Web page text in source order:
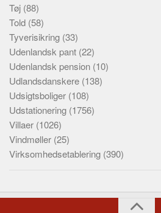
Tøj (88)
Told (58)
Tyverisikring (33)
Udenlandsk pant (22)
Udenlandsk pension (10)
Udlandsdanskere (138)
Udsigtsboliger (108)
Udstationering (1756)
Villaer (1026)
Vindmøller (25)
Virksomhedsetablering (390)